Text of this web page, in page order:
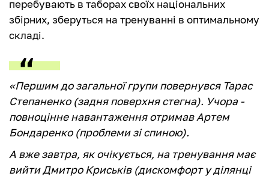
перебувають в таборах своїх національних
збірних, зберуться на тренуванні в оптимальному
складі.
«Першим до загальної групи повернувся Тарас
Степаненко (задня поверхня стегна). Учора -
повноцінне навантаження отримав Артем
Бондаренко (проблеми зі спиною).
А вже завтра, як очікується, на тренування має
вийти Дмитро Криськів (дискомфорт у ділянці